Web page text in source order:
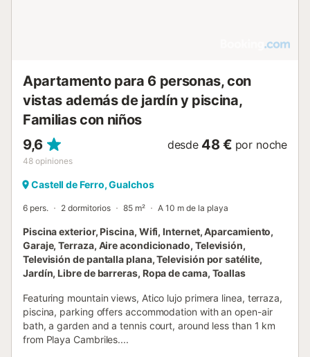
privado y conexión Wi-Fi para que tu comodidad sea total.
la entrada de aire fresco y luz natural. Está equipado con
un cómod...
Apartamento para 6 personas, con
vistas además de jardín y piscina,
Familias con niños
9,6
48 opiniones
desde 48 € por noche
Castell de Ferro, Gualchos
6 pers. 2 dormitorios 85 m² A 10 m de la playa
Piscina exterior, Piscina, Wifi, Internet, Aparcamiento,
Garaje, Terraza, Aire acondicionado, Televisión,
Televisión de pantalla plana, Televisión por satélite,
Jardín, Libre de barreras, Ropa de cama, Toallas
Featuring mountain views, Atico lujo primera linea, terraza,
piscina, parking offers accommodation with an open-air
bath, a garden and a tennis court, around less than 1 km
from Playa Cambriles....